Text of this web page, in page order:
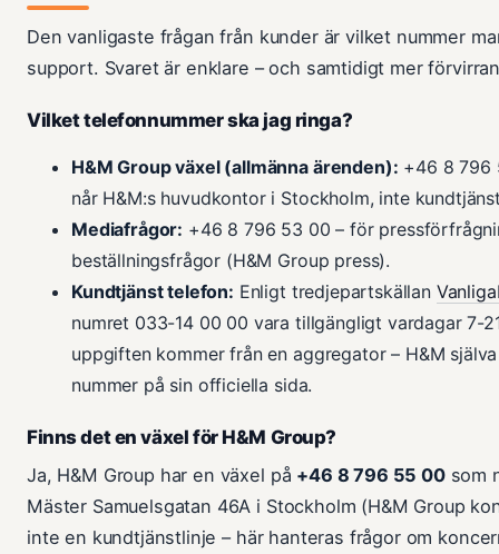
Den vanligaste frågan från kunder är vilket nummer
support. Svaret är enklare – och samtidigt mer
Vilket telefonnummer ska jag ringa?
H&M Group växel (allmänna ärenden): +46 8 796
når H&M:s huvudkontor i Stockholm, inte
Mediafrågor: +46 8 796 53 00 – för
beställningsfrågor (H&M Group press).
Kundtjänst telefon: Enligt tredjepartskällan
numret 033-14 00 00 vara tillgängligt vardagar 7-
uppgiften kommer från en aggregator – H&M
nummer på sin officiella sida.
Finns det en växel för H&M Group?
Ja, H&M Group har en växel på +46 8 796 55 00som
Mäster Samuelsgatan 46A i Stockholm (H&M Group
inte en kundtjänstlinje – här hanteras frågor om